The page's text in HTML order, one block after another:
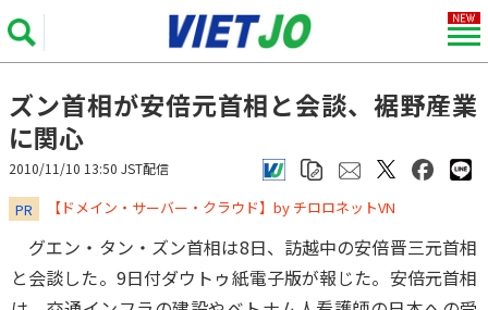
ズン首相が安倍元首相と会談、裾野産業
に関心
2010/11/10 13:50 JST配信
PR ​​​​​​​【ドメイン・サーバー・クラウド】by チロロネットVN
グエン・タン・ズン首相は8日、訪越中の安倍晋三元首相
と会談した。9日付ダウトゥ紙電子版が報じた。安倍元首相